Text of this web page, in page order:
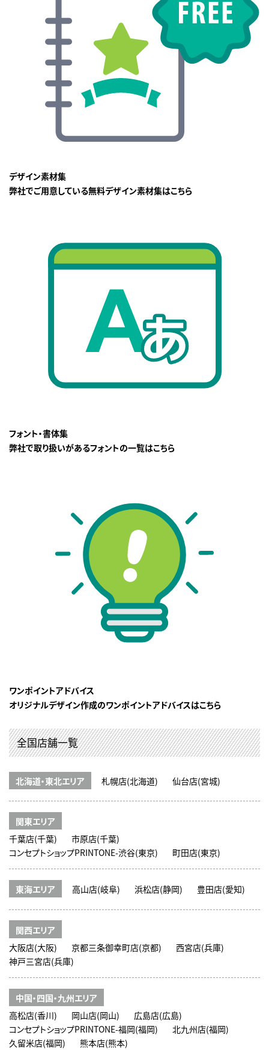
デザイン素材集
弊社でご用意している無料デザイン素材集はこちら
フォント・書体集
弊社で取り扱いがあるフォントの一覧はこちら
ワンポイントアドバイス
オリジナルデザイン作成のワンポイントアドバイスはこちら
全国店舗一覧
北海道・東北エリア 札幌店(北海道) 仙台店(宮城)
関東エリア
千葉店(千葉)
市原店(千葉)
コンセプトショップPRINTONE-渋谷(東京)
町田店(東京)
東海エリア 高山店(岐阜) 浜松店(静岡) 豊田店(愛知)
関西エリア
大阪店(大阪)
京都三条御幸町店(京都)
西宮店(兵庫)
神戸三宮店(兵庫)
中国・四国・九州エリア
高松店(香川)
岡山店(岡山)
広島店(広島)
コンセプトショップPRINTONE-福岡(福岡)
北九州店(福岡)
久留米店(福岡)
熊本店(熊本)